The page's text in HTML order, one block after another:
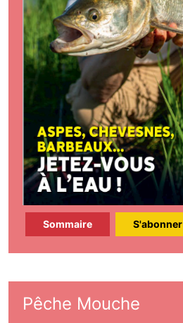
Sommaire S'abonner
Pêche Mouche